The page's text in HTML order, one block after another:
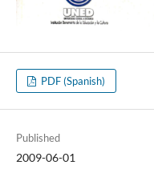
PDF (Spanish)
Published
2009-06-01